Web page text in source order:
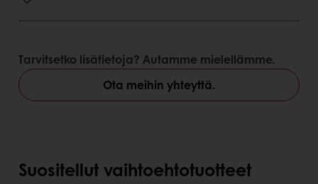
Tarvitsetko lisätietoja? Autamme mielellämme.
Ota meihin yhteyttä.
Suositellut vaihtoehtotuotteet